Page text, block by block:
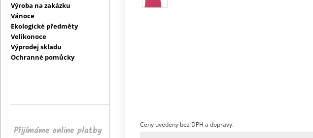
Výroba na zakázku
Vánoce
Ekologické předměty
Velikonoce
Výprodej skladu
Ochranné pomůcky
Přijímáme online platby Ceny uvedeny bez DPH a dopravy.